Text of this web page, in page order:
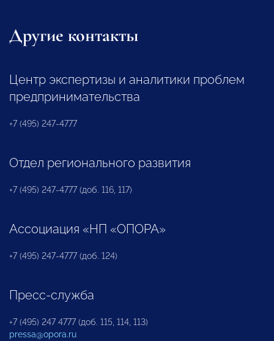
Другие контакты
Центр экспертизы и аналитики проблем
предпринимательства
+7 (495) 247-4777
Отдел регионального развития
+7 (495) 247-4777 (доб. 116, 117)
Ассоциация «НП «ОПОРА»
+7 (495) 247-4777 (доб. 124)
Пресс-служба
+7 (495) 247 4777 (доб. 115, 114, 113)
pressa@opora.ru